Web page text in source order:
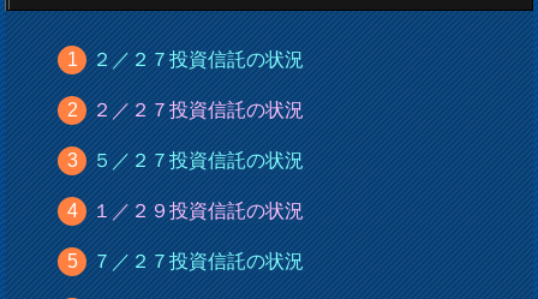
２／２７投資信託の状況
２／２７投資信託の状況
５／２７投資信託の状況
１／２９投資信託の状況
７／２７投資信託の状況